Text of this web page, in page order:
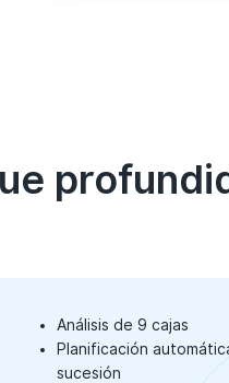
Análisis de 9 cajas
Planificación
sucesión